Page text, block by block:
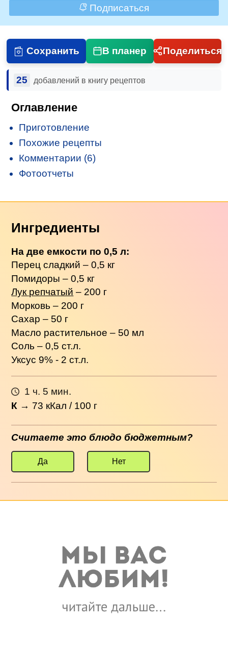
Подписаться
Сохранить В планер Поделиться
25 добавлений в книгу рецептов
Оглавление
Приготовление
Похожие рецепты
Комментарии (6)
Фотоотчеты
Ингредиенты
На две емкости по 0,5 л:
Перец сладкий – 0,5 кг
Помидоры – 0,5 кг
Лук репчатый – 200 г
Морковь – 200 г
Сахар – 50 г
Масло растительное – 50 мл
Соль – 0,5 ст.л.
Уксус 9% - 2 ст.л.
1 ч. 5 мин.
К → 73 кКал / 100 г
Считаете это блюдо бюджетным?
Да Нет